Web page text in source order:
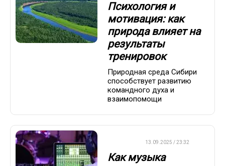
Психология и
мотивация: как
природа влияет на
результаты
тренировок
Природная среда Сибири
способствует развитию
командного духа и
взаимопомощи
13.09.2025 / 23:32
Как музыка